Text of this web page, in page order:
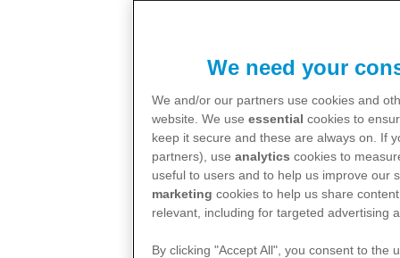
We need your
We and/or our partners use cookies and
website. We use essential cookies to
keep it secure and these are always on. If
partners), use analytics cookies to
useful to users and to help us improve our
marketing cookies to help us share
relevant, including for targeted advertising
By clicking "Accept All", you consent to the